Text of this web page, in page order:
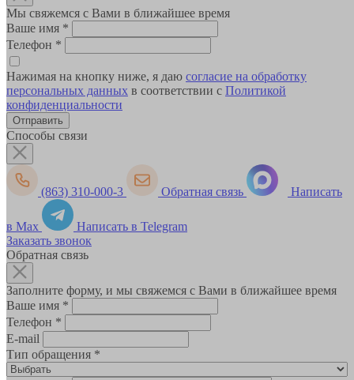
Мы свяжемся с Вами в ближайшее время
Ваше имя *
Телефон *
Нажимая на кнопку ниже, я даю согласие на обработку
персональных данных в соответствии с Политикой
конфиденциальности
Способы связи
(863) 310-000-3 Обратная связь Написать
в Max
Написать в Telegram
Заказать звонок
Обратная связь
Заполните форму, и мы свяжемся с Вами в ближайшее время
Ваше имя *
Телефон *
E-mail
Тип обращения *